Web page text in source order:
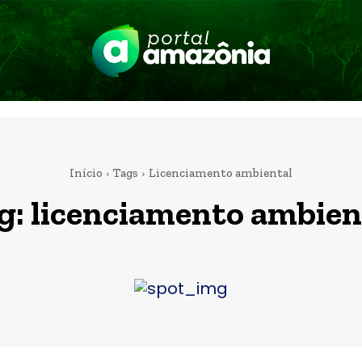
Início Tags Licenciamento ambiental
licenciamento